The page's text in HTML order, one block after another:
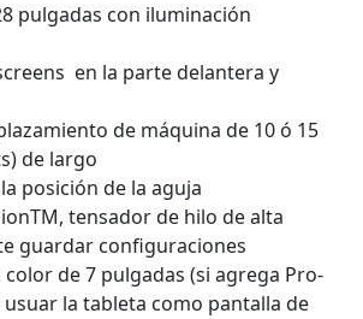
pulgadas con iluminación
en la parte delantera y
de máquina de 10 ó 15
de largo
posición de la aguja
tensador de hilo de alta
guardar configuraciones
de 7 pulgadas (si agrega Pro-
la tableta como pantalla de